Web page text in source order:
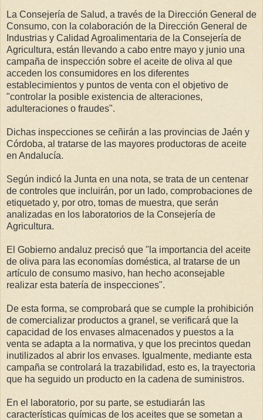
La Consejería de Salud, a través de la Dirección General de
Consumo, con la colaboración de la Dirección General de
Industrias y Calidad Agroalimentaria de la Consejería de
Agricultura, están llevando a cabo entre mayo y junio una
campaña de inspección sobre el aceite de oliva al que
acceden los consumidores en los diferentes
establecimientos y puntos de venta con el objetivo de
"controlar la posible existencia de alteraciones,
adulteraciones o fraudes".
Dichas inspecciones se ceñirán a las provincias de Jaén y
Córdoba, al tratarse de las mayores productoras de aceite
en Andalucía.
Según indicó la Junta en una nota, se trata de un centenar
de controles que incluirán, por un lado, comprobaciones de
etiquetado y, por otro, tomas de muestra, que serán
analizadas en los laboratorios de la Consejería de
Agricultura.
El Gobierno andaluz precisó que "la importancia del aceite
de oliva para las economías doméstica, al tratarse de un
artículo de consumo masivo, han hecho aconsejable
realizar esta batería de inspecciones".
De esta forma, se comprobará que se cumple la prohibición
de comercializar productos a granel, se verificará que la
capacidad de los envases almacenados y puestos a la
venta se adapta a la normativa, y que los precintos quedan
inutilizados al abrir los envases. Igualmente, mediante esta
campaña se controlará la trazabilidad, esto es, la trayectoria
que ha seguido un producto en la cadena de suministros.
En el laboratorio, por su parte, se estudiarán las
características químicas de los aceites que se sometan a